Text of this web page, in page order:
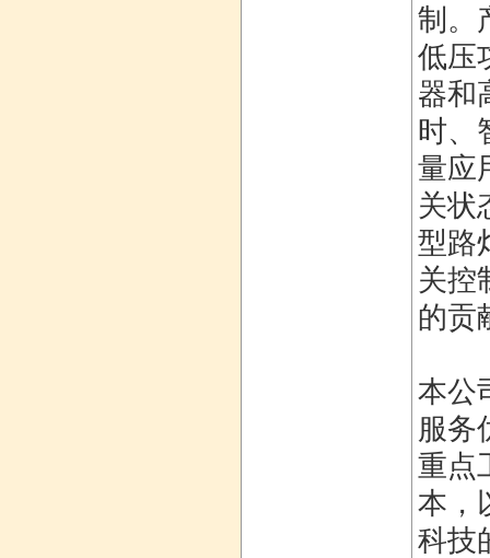
制。
低压
器和
时、
量应
关状
型路
关控
的贡
本公
服务
重点
本，
科技